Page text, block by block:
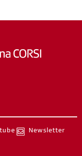
Newsletter